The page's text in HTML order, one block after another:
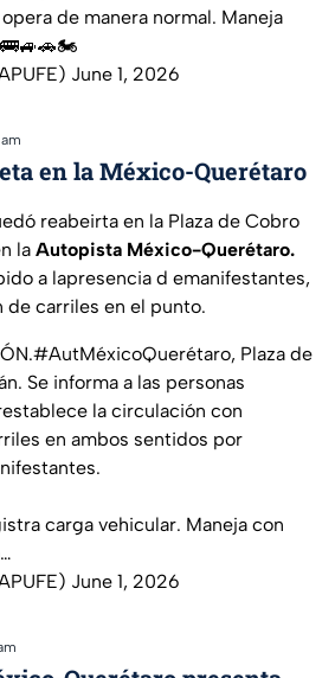
de manera normal. Maneja
June 1, 2026
en la México-Querétaro
reabeirta en la Plaza de Cobro
la Autopista México-Querétaro.
a lapresencia d emanifestantes,
de carriles en el punto.
#AutMéxicoQuerétaro, Plaza de
Se informa a las personas
la circulación con
en ambos sentidos por
carga vehicular. Maneja con
June 1, 2026